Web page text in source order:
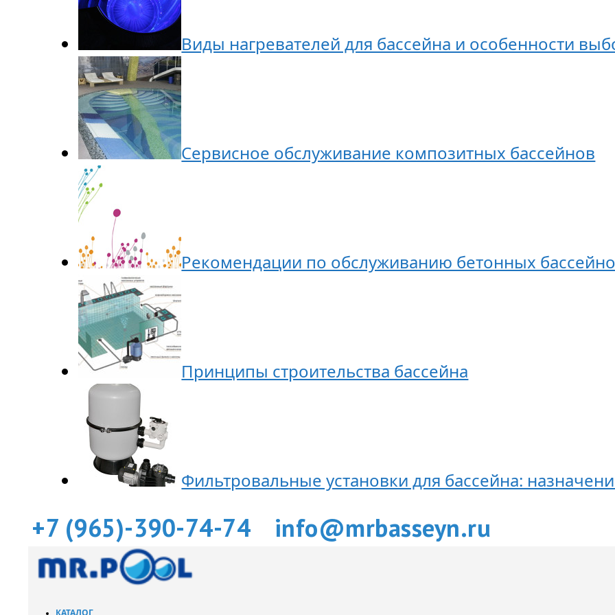
Виды нагревателей для бассейна и особенности
Сервисное обслуживание композитных бассейнов
Рекомендации по обслуживанию бетонных
Принципы строительства бассейна
Фильтровальные установки для бассейна:
+7 (965)-390-74-74 info@mrbasseyn.ru